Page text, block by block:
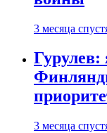
3 месяца
Гурулев:
3 месяца